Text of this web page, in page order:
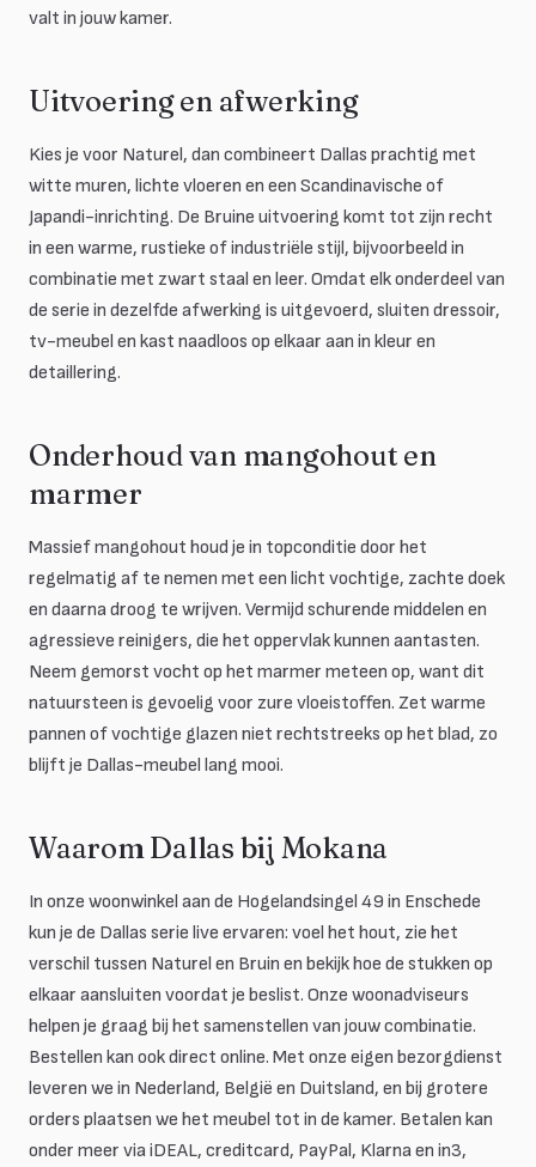
valt in jouw kamer.
Uitvoering en afwerking
Kies je voor Naturel, dan combineert Dallas prachtig met
witte muren, lichte vloeren en een Scandinavische of
Japandi-inrichting. De Bruine uitvoering komt tot zijn recht
in een warme, rustieke of industriële stijl, bijvoorbeeld in
combinatie met zwart staal en leer. Omdat elk onderdeel van
de serie in dezelfde afwerking is uitgevoerd, sluiten dressoir,
tv-meubel en kast naadloos op elkaar aan in kleur en
detaillering.
Onderhoud van mangohout en
marmer
Massief mangohout houd je in topconditie door het
regelmatig af te nemen met een licht vochtige, zachte doek
en daarna droog te wrijven. Vermijd schurende middelen en
agressieve reinigers, die het oppervlak kunnen aantasten.
Neem gemorst vocht op het marmer meteen op, want dit
natuursteen is gevoelig voor zure vloeistoffen. Zet warme
pannen of vochtige glazen niet rechtstreeks op het blad, zo
blijft je Dallas-meubel lang mooi.
Waarom Dallas bij Mokana
In onze woonwinkel aan de Hogelandsingel 49 in Enschede
kun je de Dallas serie live ervaren: voel het hout, zie het
verschil tussen Naturel en Bruin en bekijk hoe de stukken op
elkaar aansluiten voordat je beslist. Onze woonadviseurs
helpen je graag bij het samenstellen van jouw combinatie.
Bestellen kan ook direct online. Met onze eigen bezorgdienst
leveren we in Nederland, België en Duitsland, en bij grotere
orders plaatsen we het meubel tot in de kamer. Betalen kan
onder meer via iDEAL, creditcard, PayPal, Klarna en in3,